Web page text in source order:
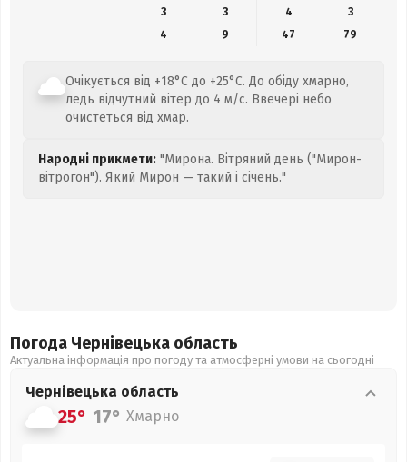
3
3 4
3
4
9 47 79
Очікується від +18°C до +25°C. До обіду хмарно,
ледь відчутний вітер до 4 м/с. Ввечері небо
очистеться від хмар.
Народні прикмети: "Мирона. Вітряний день ("Мирон-
вітрогон"). Який Мирон — такий і січень."
Погода Чернівецька область
Актуальна інформація про погоду та атмосферні умови на сьогодні
Чернівецька область
25° 17° Хмарно